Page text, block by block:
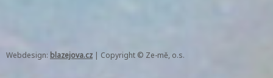
Webdesign: blazejova.cz | Copyright © Ze-mě, o.s.